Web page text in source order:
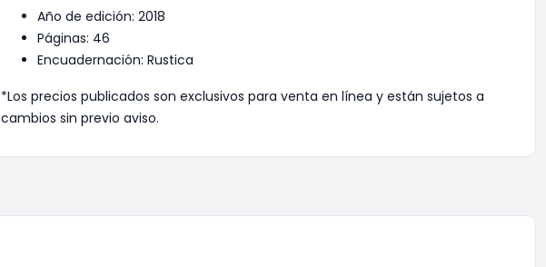
Año de edición: 2018
Páginas: 46
Encuadernación: Rustica
*Los precios publicados son exclusivos para venta en línea y están sujetos a
cambios sin previo aviso.